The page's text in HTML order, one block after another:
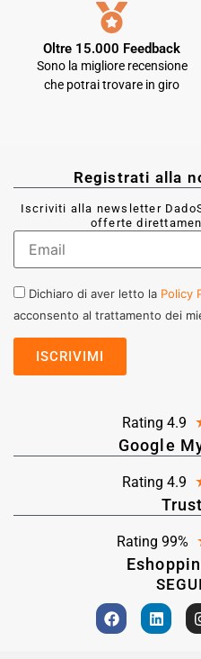
Oltre 15.000 Feedback
Sono la migliore recensione
che potrai trovare in giro
Registrati alla
Iscriviti alla newsletter
offerte
Dichiaro di aver letto la Policy
acconsento al trattamento dei
Rating 4.9
Google
Rating 4.9
Rating 99%